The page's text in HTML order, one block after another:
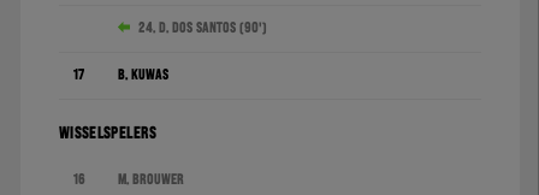
24. D. dos Santos (90')
17 B. Kuwas
WISSELSPELERS
16 M. Brouwer